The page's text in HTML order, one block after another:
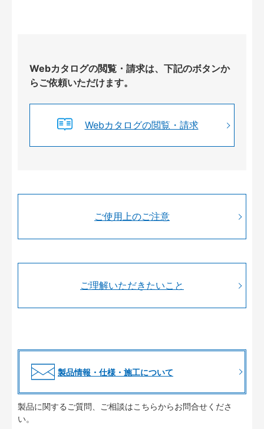
Webカタログの閲覧・請求は、下記のボタンか
らご依頼いただけます。
Webカタログの閲覧・請求
ご使用上のご注意
ご理解いただきたいこと
製品情報・仕様・施工について
製品に関するご質問、ご相談はこちらからお問合せくださ
い。